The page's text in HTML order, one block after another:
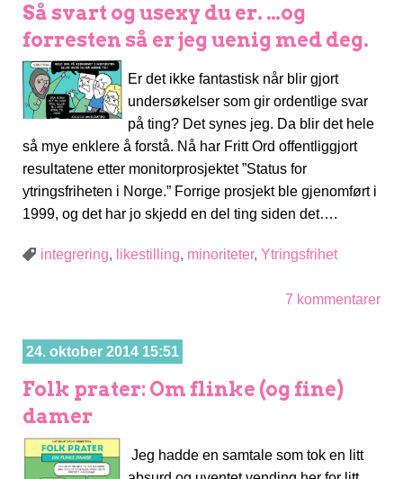
Så svart og usexy du er. …og
forresten så er jeg uenig med deg.
Er det ikke fantastisk når blir gjort
undersøkelser som gir ordentlige svar
på ting? Det synes jeg. Da blir det hele
så mye enklere å forstå. Nå har Fritt Ord offentliggjort
resultatene etter monitorprosjektet ”Status for
ytringsfriheten i Norge.” Forrige prosjekt ble gjenomført i
1999, og det har jo skjedd en del ting siden det….
integrering, likestilling, minoriteter, Ytringsfrihet
7 kommentarer
24. oktober 2014 15:51
Folk prater: Om flinke (og fine)
damer
Jeg hadde en samtale som tok en litt